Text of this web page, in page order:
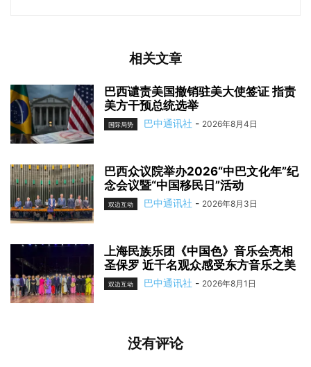
相关文章
巴西谴责美国撤销驻美大使签证 指责
美方干预总统选举
国际局势 巴中通讯社 - 2026年8月4日
巴西众议院举办2026“中巴文化年”纪
念会议暨“中国移民日”活动
双边互动 巴中通讯社 - 2026年8月3日
上海民族乐团《中国色》音乐会亮相
圣保罗 近千名观众感受东方音乐之美
双边互动 巴中通讯社 - 2026年8月1日
没有评论